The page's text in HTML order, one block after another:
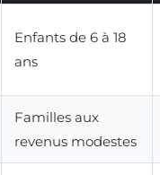
Enfants de 6 à 18
ans
Familles aux
revenus modestes